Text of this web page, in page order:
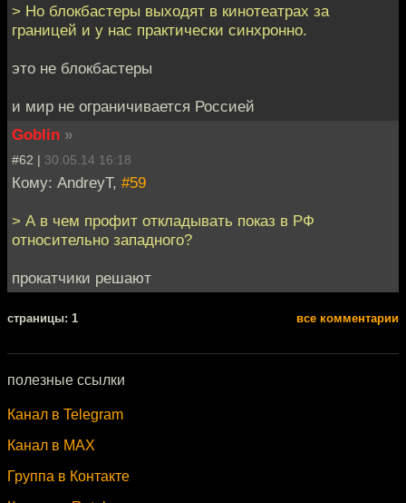
> Но блокбастеры выходят в кинотеатрах за
границей и у нас практически синхронно.
это не блокбастеры
и мир не ограничивается Россией
Goblin »
#62 | 30.05.14 16:18
Кому: AndreyT, #59
> А в чем профит откладывать показ в РФ
относительно западного?
прокатчики решают
cтраницы: 1 все комментарии
полезные ссылки
Канал в Telegram
Канал в MAX
Группа в Контакте